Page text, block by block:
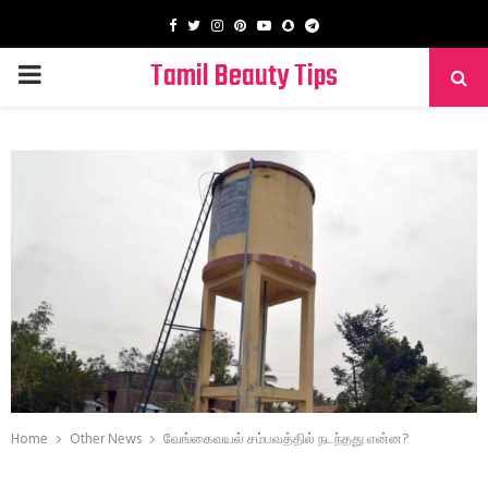
Facebook
TwitterInstagram
PinterestYoutube
SnapchatTelegram
PRIMARY
Tamil Beauty Tips
Home Other News வேங்கைவயல் சம்பவத்தில் நடந்தது என்ன?